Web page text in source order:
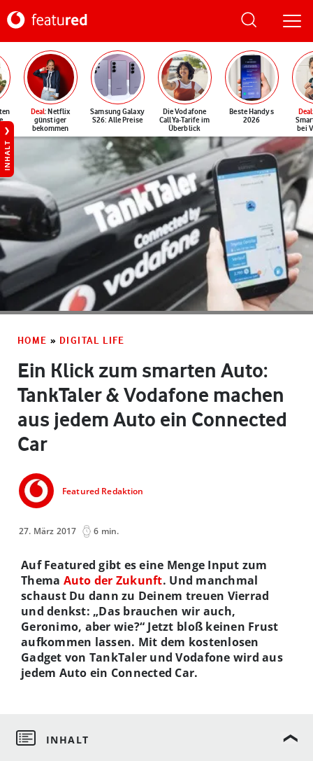
Deal: Netflix
günstiger
bekommen
Samsung Galaxy
S26: Alle Preise
Die Vodafone
CallYa-Tarife im
Überblick
Beste Handys
2026
Deal
bei
INHALT
HOME » DIGITAL LIFE
Ein Klick zum smarten Auto:
TankTaler & Vodafone machen
aus jedem Auto ein Connected
Car
Featured Redaktion
27. März 2017 6 min.
Auf Featured gibt es eine Menge Input zum
Thema Auto der Zukunft. Und manchmal
schaust Du dann zu Deinem treuen Vierrad
und denkst: „Das brauchen wir auch,
Geronimo, aber wie?“ Jetzt bloß keinen Frust
aufkommen lassen. Mit dem kostenlosen
Gadget von TankTaler und Vodafone wird aus
jedem Auto ein Connected Car.